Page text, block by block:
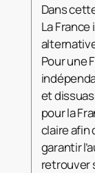
Dans
La
Pour une
et
pour la
claire afin
garantir
retrouver